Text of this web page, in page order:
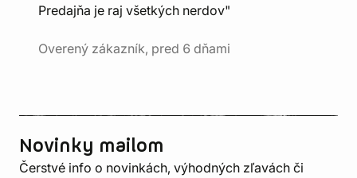
Predajňa je raj všetkých nerdov"
Overený zákazník, pred 6 dňami
Novinky mailom
Čerstvé info o novinkách, výhodných zľavách či